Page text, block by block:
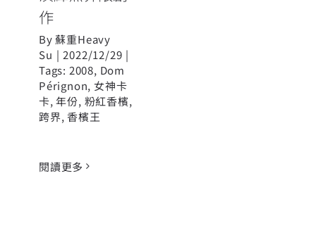
作
By蘇重Heavy
Su | 2022/12/29 |
Tags: 2008, Dom
Pérignon, 女神卡
卡,年份, 粉紅香檳,
跨界,香檳王
閱讀更多